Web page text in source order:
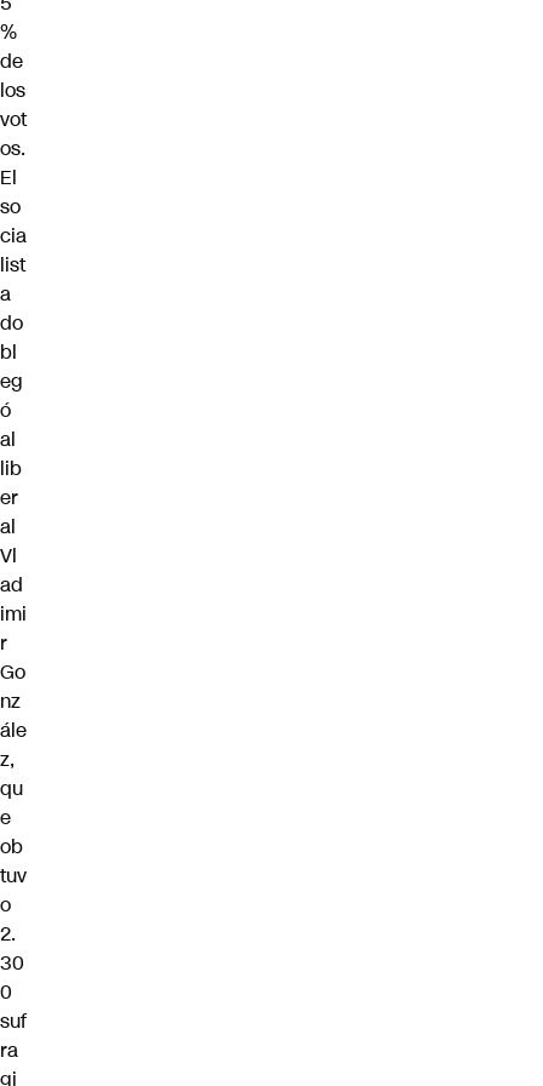
%
de
los
vot
os.
El
so
cia
list
a
do
bl
eg
ó
al
lib
er
al
Vl
ad
imi
r
Go
nz
ále
z,
qu
e
ob
tuv
o
2.
30
0
suf
ra
gi